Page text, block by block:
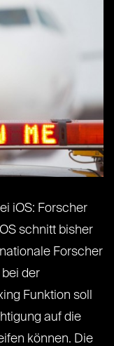
iOS: Forscher
schnitt bisher
Forscher
der
Funktion soll
auf die
können. Die